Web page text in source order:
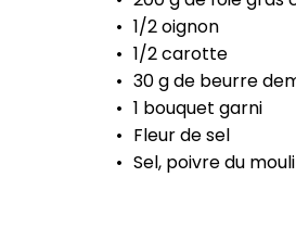
1/2 oignon
1/2 carotte
30 g de beurre
1 bouquet garni
Fleur de sel
Sel, poivre du